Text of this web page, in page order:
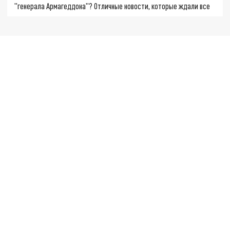
"генерала Армагеддона"? Отличные новости, которые ждали все